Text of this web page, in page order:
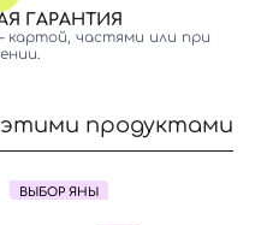
ГАРАНТИЯ
картой, частями или при
продуктами
ВЫБОР ЯНЫ